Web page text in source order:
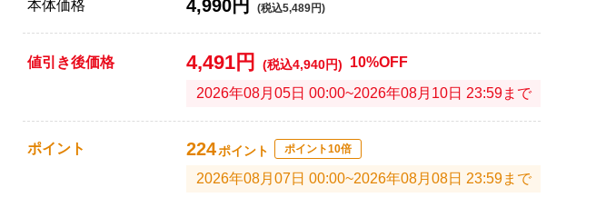
本体価格 4,990円 (税込5,489円)
値引き後価格 4,491円 (税込4,940円) 10%OFF
2026年08月05日 00:00~2026年08月10日 23:59まで
ポイント 224ポイント ポイント10倍
2026年08月07日 00:00~2026年08月08日 23:59まで